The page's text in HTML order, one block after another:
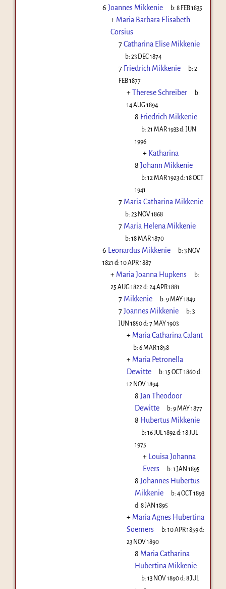
6 Joannes Mikkenie b:8 FEB 1835
+ Maria Barbara Elisabeth
Corsius
7Catharina Elise Mikkenie
b:23 DEC 1874
7 Friedrich Mikkenie b:2
FEB 1877
+Therese Schreiber
b:
14 AUG 1894
8 Friedrich Mikkenie
b:21 MAR 1933d:JUN
1996
+ Katharina
8 Johann Mikkenie
b:12 MAR 1923d:18 OCT
1941
7 Maria Catharina Mikkenie
b:23 NOV 1868
7 Maria Helena Mikkenie
b:18 MAR 1870
6 Leonardus Mikkenie b:3 NOV
1821 d: 10 APR 1887
+ Maria Joanna Hupkens
b:
25 AUG 1822 d: 24 APR 1881
7 Mikkenie b:9 MAY 1849
7Joannes Mikkenie b:3
JUN 1850d: 7 MAY 1903
+ Maria Catharina Calant
b:6 MAR 1858
+ Maria Petronella
Dewitte
b:15 OCT 1860d:
12 NOV 1894
8 Jan Theodoor
Dewitte
b:9 MAY 1877
8 Hubertus Mikkenie
b:16 JUL 1892 d:18 JUL
1975
+ Louisa Johanna
Evers
b:1 JAN 1895
8 Johannes Hubertus
Mikkenie
b:4 OCT 1893
d: 8 JAN 1895
+ Maria Agnes Hubertina
Soemers
b:10 APR 1859d:
23 NOV 1890
8 Maria Catharina
Hubertina Mikkenie
b:13 NOV 1890d:8 JUL